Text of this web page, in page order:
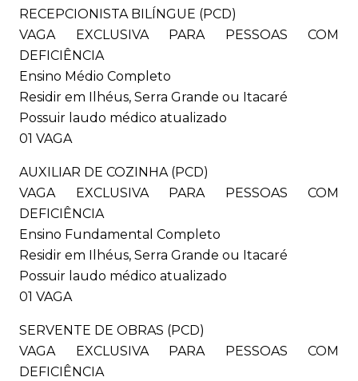
RECEPCIONISTA BILÍNGUE (PCD)
VAGA EXCLUSIVA PARA PESSOAS COM
DEFICIÊNCIA
Ensino Médio Completo
Residir em Ilhéus, Serra Grande ou Itacaré
Possuir laudo médico atualizado
01 VAGA
AUXILIAR DE COZINHA (PCD)
VAGA EXCLUSIVA PARA PESSOAS COM
DEFICIÊNCIA
Ensino Fundamental Completo
Residir em Ilhéus, Serra Grande ou Itacaré
Possuir laudo médico atualizado
01 VAGA
SERVENTE DE OBRAS (PCD)
VAGA EXCLUSIVA PARA PESSOAS COM
DEFICIÊNCIA